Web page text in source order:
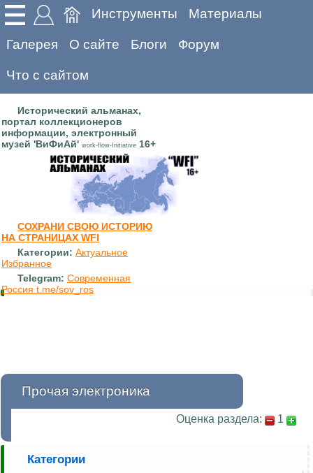
Инструменты Материалы
Галерея О сайте Блоги Форум
Что с сайтом
Исторический альманах,
портал коллекционеров
информации, электронный
музей 'ВиФиАй' work-flow-Initiative 16+
СОХРАНИ СВОЮ ИСТОРИЮ
НА СТРАНИЦАХ WFI
Категории: Актуальное
Избранное
Telegram: Современная
Россия t.me/sov_ros
Прочая электроника
Оценка раздела: 1
Категории